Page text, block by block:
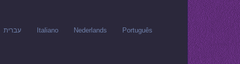
עברית Italiano Nederlands Português